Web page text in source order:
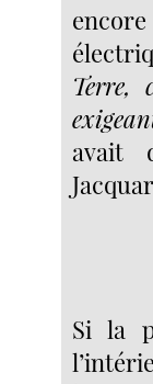
Terre,
avait
Si la